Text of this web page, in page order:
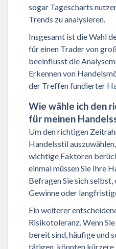
sogar Tagescharts
Trends zu analysieren.
Insgesamt ist die Wahl
für einen Trader von
beeinflusst die
Erkennen von
der Treffen fundierter
Wie wähle ich den
für meinen
Um den richtigen
Handelsstil
wichtige Faktoren
einmal müssen Sie Ihre
Befragen Sie sich
Gewinne oder
Ein weiterer
Risikotoleranz. Wenn
bereit sind, häufige und
tätigen, könnten